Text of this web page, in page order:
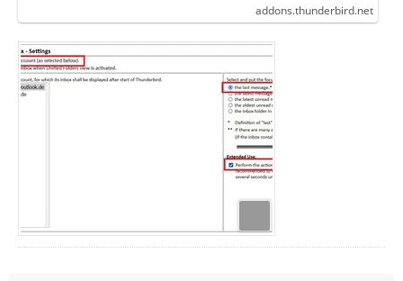
addons.thunderbird.net